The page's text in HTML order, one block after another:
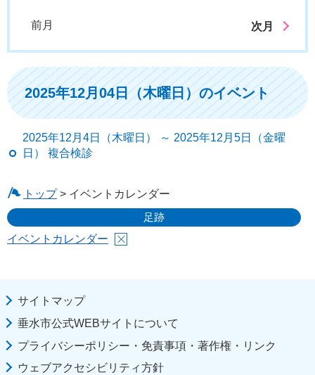
前月 次月
2025年12月04日（木曜日）のイベント
2025年12月4日（木曜日） ～ 2025年12月5日（金曜
日） 複合検診
トップ> イベントカレンダー
足跡
イベントカレンダー
サイトマップ
垂水市公式WEBサイトについて
プライバシーポリシー・免責事項・著作権・リンク
ウェブアクセシビリティ方針